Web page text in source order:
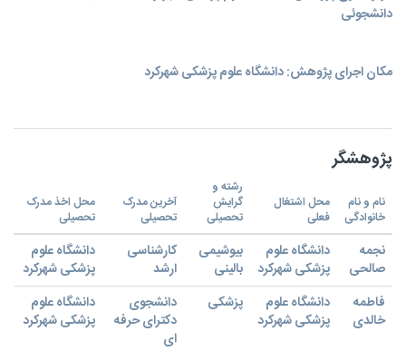
دانشجوئی
مکان اجرای پژوهش: دانشگاه علوم پزشکی شهرکرد
پژوهشگر
نام و نام
خانوادگی
محل اشتغال
فعلی
رشته و
گرایش
تحصیلی
آخرین مدرک
تحصیلی
محل اخذ مدرک
تحصیلی
نجمه
صالحی
دانشگاه علوم
پزشکی شهرکرد
بیوشیمی
بالینی
کارشناسی
ارشد
دانشگاه علوم
پزشکی شهرکرد
فاطمه
خالدی
دانشگاه علوم
پزشکی شهرکرد
پزشکی
دانشجوی
دکترای حرفه
ای
دانشگاه علوم
پزشکی شهرکرد